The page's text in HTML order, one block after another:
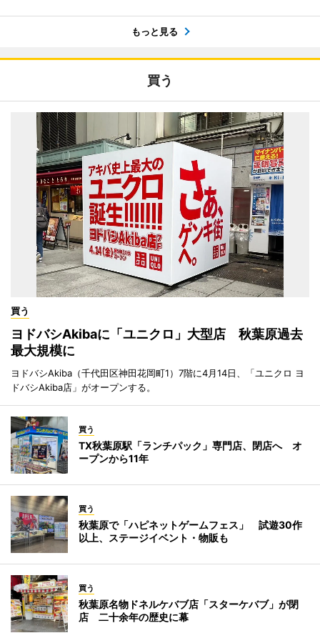
もっと見る
買う
買う
ヨドバシAkibaに「ユニクロ」大型店 秋葉原過去
最大規模に
ヨドバシAkiba（千代田区神田花岡町1）7階に4月14日、「ユニクロ ヨ
ドバシAkiba店」がオープンする。
買う
TX秋葉原駅「ランチパック」専門店、閉店へ オ
ープンから11年
買う
秋葉原で「ハピネットゲームフェス」 試遊30作
以上、ステージイベント・物販も
買う
秋葉原名物ドネルケバブ店「スターケバブ」が閉
店 二十余年の歴史に幕